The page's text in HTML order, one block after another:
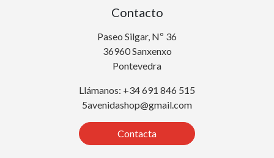
Contacto
Paseo Silgar, Nº 36
36960 Sanxenxo
Pontevedra
Llámanos: +34 691 846 515
5avenidashop@gmail.com
Contacta